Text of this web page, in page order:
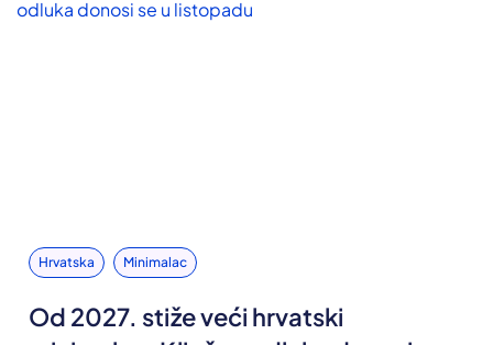
Hrvatska Minimalac
Od 2027. stiže veći hrvatski